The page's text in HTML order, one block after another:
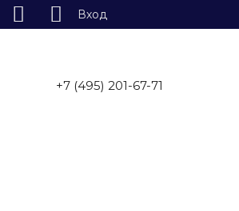
+7 (495) 201-67-71
Вход